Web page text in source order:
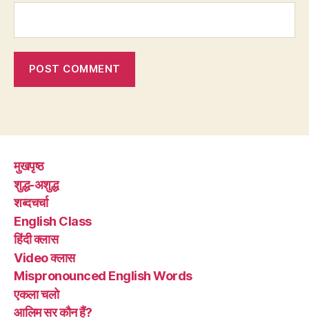
मुखपृष्ठ
शुद्ध-अशुद्ध
शब्दचर्चा
English Class
हिंदी क्लास
Video क्लास
Mispronounced English Words
एकला चलो
आलिम सर कौन हैं?